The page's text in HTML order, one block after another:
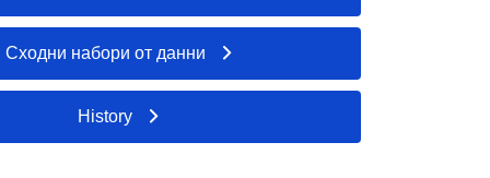
Сходни набори от данни
History